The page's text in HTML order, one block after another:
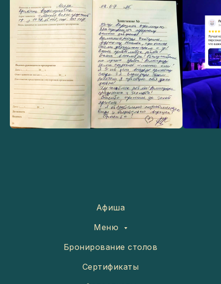
Афиша
Меню
Бронирование столов
Сертификаты